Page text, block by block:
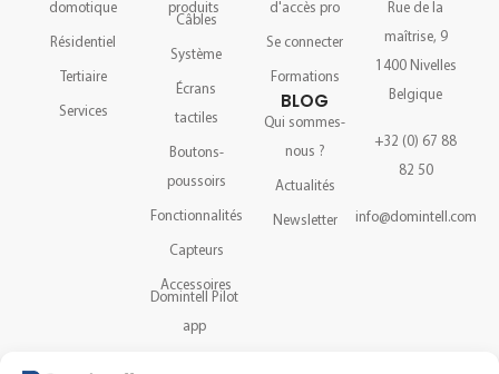
domotique
Résidentiel
Tertiaire
Services
produits
Câbles
Système
Écrans
tactiles
Boutons-
poussoirs
Fonctionnalités
Capteurs
Accessoires
Domintell Pilot
app
d'accès pro
Se connecter
Formations
BLOG
Qui sommes-
nous ?
Actualités
Newsletter
Rue de la
maîtrise, 9
1400 Nivelles
Belgique
+32 (0) 67 88
82 50
info@domintell.com